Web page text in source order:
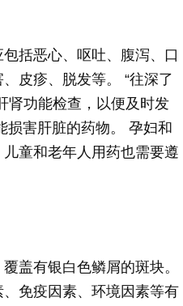
括恶心、呕吐、腹泻、口
皮疹、脱发等。 “往深了
肾功能检查，以便及时发
损害肝脏的药物。 孕妇和
童和老年人用药也需要遵
盖有银白色鳞屑的斑块。
免疫因素、环境因素等有